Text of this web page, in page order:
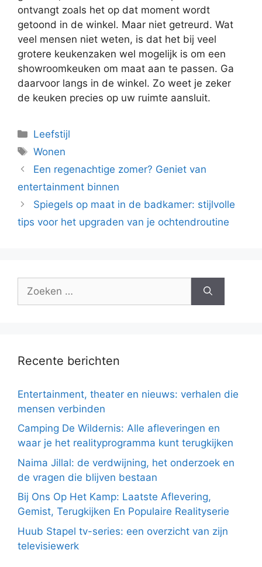
ontvangt zoals het op dat moment wordt
getoond in de winkel. Maar niet getreurd. Wat
veel mensen niet weten, is dat het bij veel
grotere keukenzaken wel mogelijk is om een
showroomkeuken om maat aan te passen. Ga
daarvoor langs in de winkel. Zo weet je zeker
de keuken precies op uw ruimte aansluit.
Categorieën
Leefstijl
Tags
Wonen
Een regenachtige zomer? Geniet van
entertainment binnen
Spiegels op maat in de badkamer: stijlvolle
tips voor het upgraden van je ochtendroutine
naar:
Recente berichten
Entertainment, theater en nieuws: verhalen die
mensen verbinden
Camping De Wildernis: Alle afleveringen en
waar je het realityprogramma kunt terugkijken
Naima Jillal: de verdwijning, het onderzoek en
de vragen die blijven bestaan
Bij Ons Op Het Kamp: Laatste Aflevering,
Gemist, Terugkijken En Populaire Realityserie
Huub Stapel tv-series: een overzicht van zijn
televisiewerk